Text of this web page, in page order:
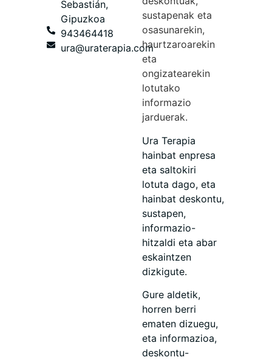
Sebastián,
Gipuzkoa
943464418
ura@uraterapia.com
sustapenak eta
osasunarekin,
haurtzaroarekin
eta
ongizatearekin
lotutako
informazio
jarduerak.
Ura Terapia
hainbat enpresa
eta saltokiri
lotuta dago, eta
hainbat deskontu,
sustapen,
informazio-
hitzaldi eta abar
eskaintzen
dizkigute.
Gure aldetik,
horren berri
ematen dizuegu,
eta informazioa,
deskontu-